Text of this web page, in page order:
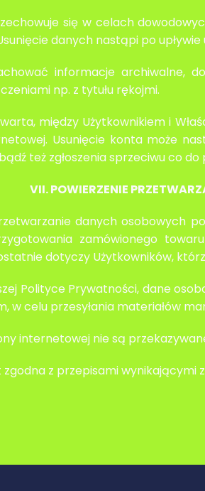
się w celach
danych nastąpi po
informacje archiwalne,
np. z tytułu rękojmi.
między Użytkownikiem i
Usunięcie konta może
też zgłoszenia sprzeciwu co
VII. POWIERZENIE
danych osobowych
zamówionego
dotyczy Użytkowników,
Polityce Prywatności, dane
w celu przesyłania materiałów
internetowej nie są
z przepisami wynikającymi z